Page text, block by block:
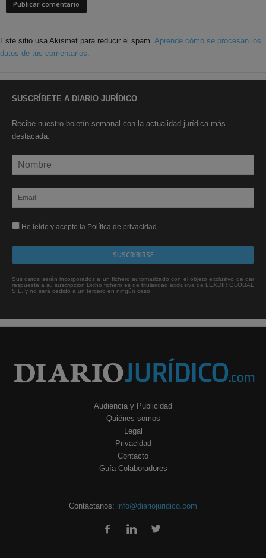
Este sitio usa Akismet para reducir el spam. Aprende cómo se procesan los
datos de tus comentarios.
SUSCRÍBETE A DIARIO JURÍDICO
Recibe nuestro boletín semanal con la actualidad jurídica más
destacada.
He leído y acepto la Política de privacidad
Sus datos serán incorporados a un fichero automatizado con el objeto exclusivo de dar
respuesta a su suscripción Dicho fichero es de titularidad exclusiva de LEXDIR GLOBAL
S.L. y no será cedido a un tercero en ningún caso.
Audiencia y Publicidad
Quiénes somos
Legal
Privacidad
Contacto
Guía Colaboradores
Contáctanos: info@diariojuridico.com